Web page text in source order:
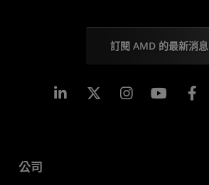
訂閱 AMD 的最新消息
Linkedin Instagram
公司